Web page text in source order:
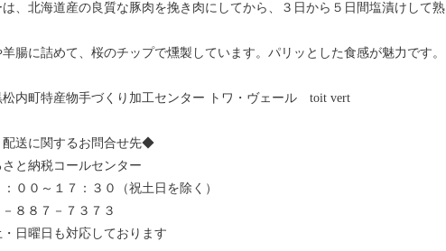
は、北海道産の良質な豚肉を挽き肉にしてから、３日から５日間塩漬けして熟
腸に詰めて、桜のチップで燻製しています。パリッとした食感が魅力です。
松内町特産物手づくり加工センター トワ・ヴェール toit vert
送に関するお問合せ先◆
と納税コールセンター
００～１７：３０（祝土日を除く）
８８７－７３７３
日曜日も対応しております